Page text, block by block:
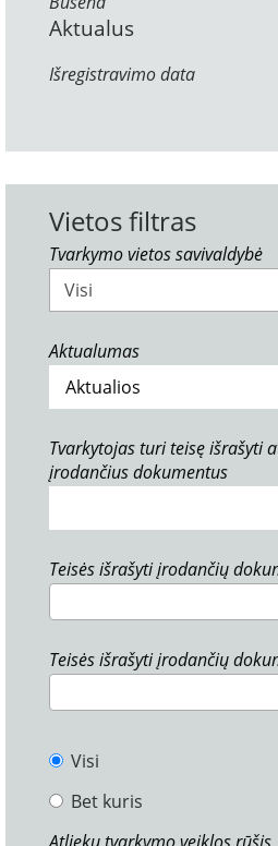
Aktualus
Išregistravimo data
Vietos filtras
Tvarkymo vietos savivaldybė
Visi
Aktualumas
Tvarkytojas turi teisę išrašyti
įrodančius dokumentus
Teisės išrašyti įrodančių
Teisės išrašyti įrodančių
Visi
Bet kuris